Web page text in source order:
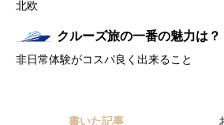
北欧
クルーズ旅の一番の魅力は？
非日常体験がコスパ良く出来ること
書いた記事